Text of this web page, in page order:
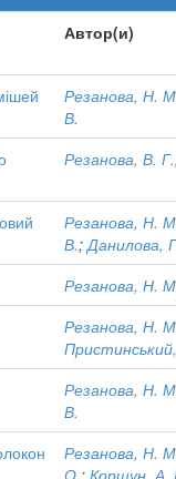
Автор(и)
Резанова, Н.
В.
Резанова, В. Г.
Резанова, Н.
В.;Данилова,
Резанова, Н.
Резанова, Н.
Резанова, Н.
В.
Резанова, Н.
О. ; Коршун, А.